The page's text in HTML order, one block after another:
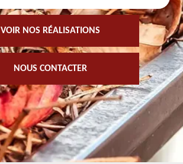
VOIR NOS RÉALISATIONS
NOUS CONTACTER